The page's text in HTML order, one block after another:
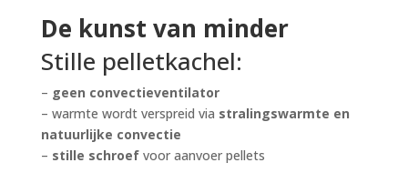
De kunst van minder
Stille pelletkachel:
– geen convectieventilator
– warmte wordt verspreid via stralingswarmte en
natuurlijke convectie
– stille schroefvoor aanvoer pellets